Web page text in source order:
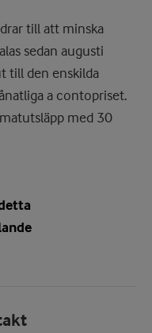
till att minska
sedan augusti
till den enskilda
a contopriset.
med 30